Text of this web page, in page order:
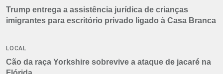
Trump entrega a assistência jurídica de crianças
imigrantes para escritório privado ligado à Casa Branca
LOCAL
Cão da raça Yorkshire sobrevive a ataque de jacaré na